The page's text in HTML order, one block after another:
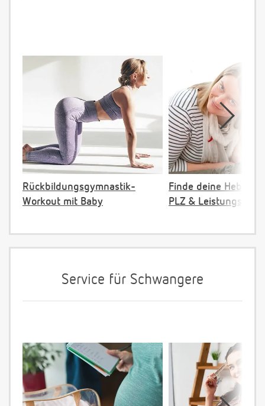
Rückbildungsgymnastik-
Workout mit Baby
Finde deine
PLZ &
Service für Schwangere